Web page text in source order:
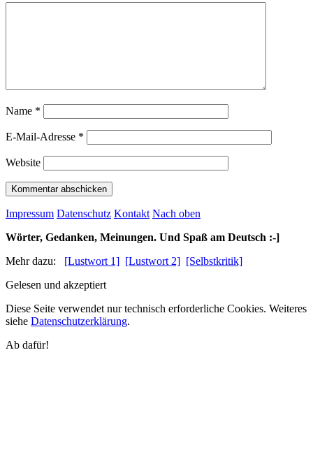
Name *
E-Mail-Adresse *
Website
Impressum Datenschutz Kontakt Nach oben
Wörter, Gedanken, Meinungen. Und Spaß am Deutsch :-]
Mehr dazu: [Lustwort 1] [Lustwort 2] [Selbstkritik]
Gelesen und akzeptiert
Diese Seite verwendet nur technisch erforderliche Cookies. Weiteres
siehe Datenschutzerklärung.
Ab dafür!